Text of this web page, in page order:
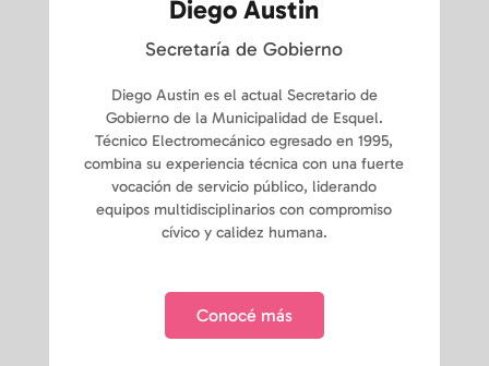
Diego Austin
Secretaría de Gobierno
Diego Austin es el actual Secretario de
Gobierno de la Municipalidad de Esquel.
Técnico Electromecánico egresado en 1995,
combina su experiencia técnica con una fuerte
vocación de servicio público, liderando
equipos multidisciplinarios con compromiso
cívico y calidez humana.
Conocé más